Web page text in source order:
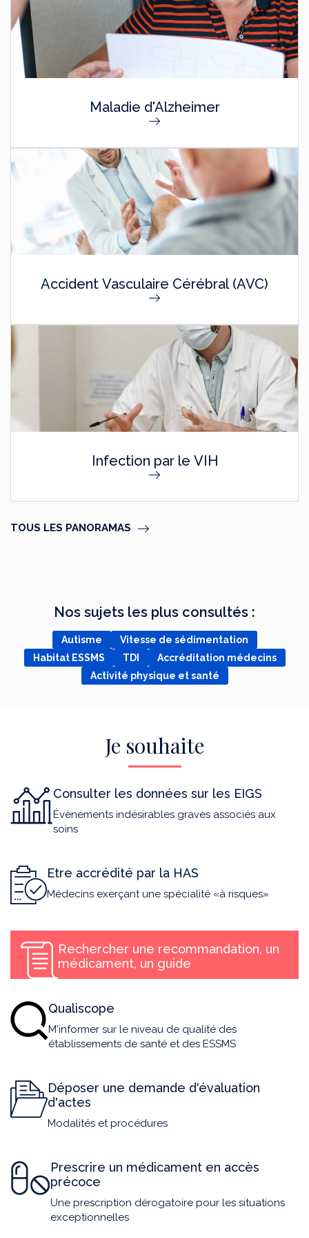
Maladie d'Alzheimer
Accident Vasculaire Cérébral (AVC)
Infection par le VIH
TOUS LES PANORAMAS
Nos sujets les plus consultés :
Autisme
Vitesse de sédimentation
Habitat ESSMS
TDI
Accréditation médecins
Activité physique et santé
Je souhaite
Consulter les données sur les EIGS
Évènements indésirables graves associés aux
soins
Etre accrédité par la HAS
Médecins exerçant une spécialité «à risques»
Qualiscope
M'informer sur le niveau de qualité des
établissements de santé et des ESSMS
Déposer une demande d'évaluation
d'actes
Modalités et procédures
Rechercher une recommandation, un
médicament, un guide
Prescrire un médicament en accès
précoce
Une prescription dérogatoire pour les situations
exceptionnelles